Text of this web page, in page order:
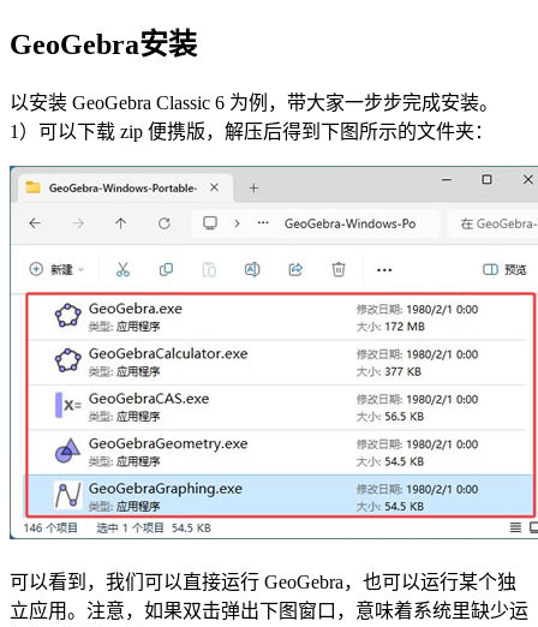
GeoGebra安装
以安装 GeoGebra Classic 6 为例，带大家一步步完成安装。
1）可以下载 zip 便携版，解压后得到下图所示的文件夹：
可以看到，我们可以直接运行 GeoGebra，也可以运行某个独
立应用。注意，如果双击弹出下图窗口，意味着系统里缺少运